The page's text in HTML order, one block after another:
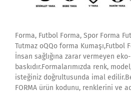
Forma, Futbol Forma, Spor Forma
Tutmaz oQQo forma Kumaşı,Futbol
İnsan sağlığına zarar vermeyen
baskıdır.Formalarımızda renk,
isteğiniz doğrultusunda imal
FORMA ürün kodunu, renklerini ve